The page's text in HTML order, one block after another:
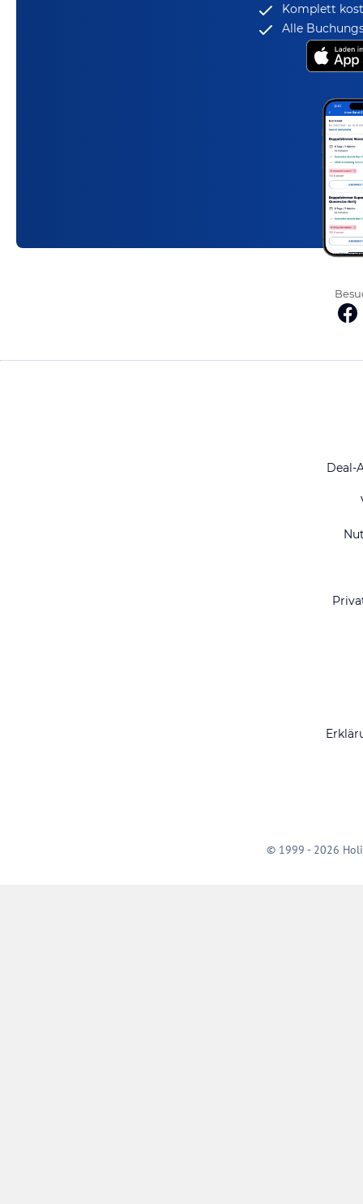
Komplett
Alle
Deal-
© 1999 - 2026